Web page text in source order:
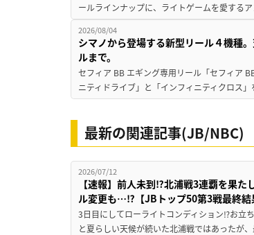
ールラインナップに、ライトゲームを愛する
2026/08/04
シマノから登場する新型リール４機種
ルまで。
セフィア BB エギング専用リール「セフィア
ニティドライブ」と「インフィニティクロス
最新の関連記事(JB/NBC)
2026/07/12
【速報】前人未到⁉北浦戦3連覇を果
ル変更も…⁉【JBトップ50第3戦最終結
3日目にしてローライトコンディション⁉お立
と夏らしい天候が続いた北浦戦ではあったが